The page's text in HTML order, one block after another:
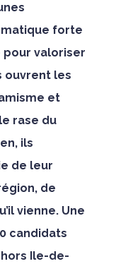
forte
valoriser
ouvrent les
et
rase du
ils
de leur
de
vienne. Une
candidats
Ile-de-